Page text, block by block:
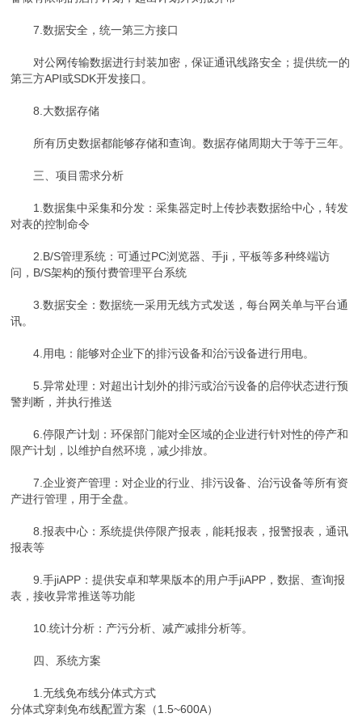
7.数据安全，统一第三方接口
对公网传输数据进行封装加密，保证通讯线路安全；提供统一的
第三方API或SDK开发接口。
8.大数据存储
所有历史数据都能够存储和查询。数据存储周期大于等于三年。
三、项目需求分析
1.数据集中采集和分发：采集器定时上传抄表数据给中心，转发
对表的控制命令
2.B/S管理系统：可通过PC浏览器、手ji，平板等多种终端访
问，B/S架构的预付费管理平台系统
3.数据安全：数据统一采用无线方式发送，每台网关单与平台通
讯。
4.用电：能够对企业下的排污设备和治污设备进行用电。
5.异常处理：对超出计划外的排污或治污设备的启停状态进行预
警判断，并执行推送
6.停限产计划：环保部门能对全区域的企业进行针对性的停产和
限产计划，以维护自然环境，减少排放。
7.企业资产管理：对企业的行业、排污设备、治污设备等所有资
产进行管理，用于全盘。
8.报表中心：系统提供停限产报表，能耗报表，报警报表，通讯
报表等
9.手jiAPP：提供安卓和苹果版本的用户手jiAPP，数据、查询报
表，接收异常推送等功能
10.统计分析：产污分析、减产减排分析等。
四、系统方案
1.无线免布线分体式方式
分体式穿刺免布线配置方案（1.5~600A）